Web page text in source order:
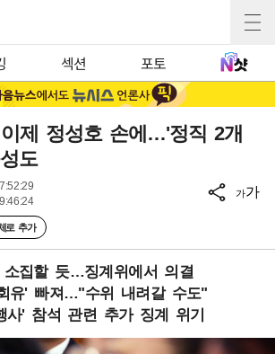
섹션 포토
제 정성호 손에…'정직 2개
도
로 추가
가가
소집할 듯…징계위에서 의결
유' 빠져…"수위 내려갈 수도"
사' 참석 관련 추가 징계 위기